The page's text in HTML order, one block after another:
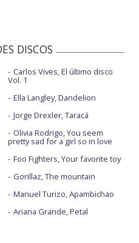
DISCOS
Carlos Vives, El último disco
Vol. 1
Ella Langley, Dandelion
Jorge Drexler, Taracá
Olivia Rodrigo, You seem
pretty sad for a girl so in love
Foo Fighters, Your favorite toy
Gorillaz, The mountain
Manuel Turizo, Apambichao
Ariana Grande, Petal